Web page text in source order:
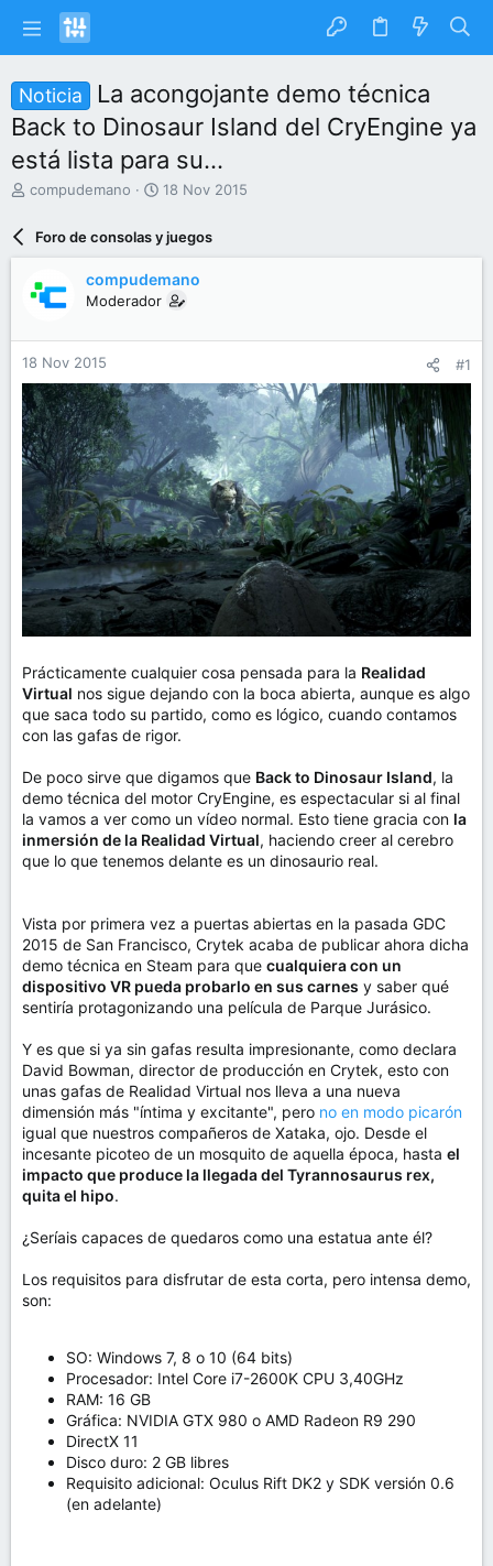
Noticia
La acongojante demo técnica
Back to Dinosaur Island del CryEngine ya
está lista para su...
I
a
r
d
e
l
t
e
m
a
compudemano
F
c
h
d
e
n
c
i
o
18 Nov 2015
Foro de consolas y juegos
compudemano
Moderador
18 Nov 2015 #1
Prácticamente cualquier cosa pensada para la Realidad
Virtual nos sigue dejando con la boca abierta, aunque es algo
que saca todo su partido, como es lógico, cuando contamos
con las gafas de rigor.
De poco sirve que digamos que Back to Dinosaur Island, la
demo técnica del motor CryEngine, es espectacular si al final
la vamos a ver como un vídeo normal. Esto tiene gracia con la
inmersión de la Realidad Virtual, haciendo creer al cerebro
que lo que tenemos delante es un dinosaurio real.
Vista por primera vez a puertas abiertas en la pasada GDC
2015 de San Francisco, Crytek acaba de publicar ahora dicha
demo técnica en Steam para que cualquiera con un
dispositivo VR pueda probarlo en sus carnes y saber qué
sentiría protagonizando una película de Parque Jurásico.
Y es que si ya sin gafas resulta impresionante, como declara
David Bowman, director de producción en Crytek, esto con
unas gafas de Realidad Virtual nos lleva a una nueva
dimensión más "íntima y excitante", pero no en modo picarón
igual que nuestros compañeros de Xataka, ojo. Desde el
incesante picoteo de un mosquito de aquella época, hasta el
impacto que produce la llegada del Tyrannosaurus rex,
quita el hipo.
¿Seríais capaces de quedaros como una estatua ante él?
Los requisitos para disfrutar de esta corta, pero intensa demo,
son:
SO: Windows 7, 8 o 10 (64 bits)
Procesador: Intel Core i7-2600K CPU 3,40GHz
RAM: 16 GB
Gráfica: NVIDIA GTX 980 o AMD Radeon R9 290
DirectX 11
Disco duro: 2 GB libres
Requisito adicional: Oculus Rift DK2 y SDK versión 0.6
(en adelante)